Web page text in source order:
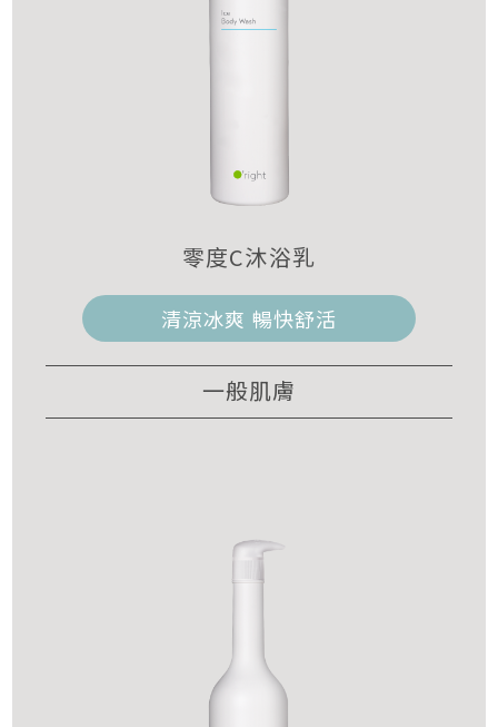
零度C沐浴乳
清涼冰爽 暢快舒活
一般肌膚